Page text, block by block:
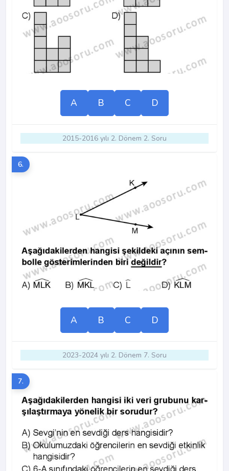
A B C D
2015-2016 yılı 2. Dönem 2. Soru
6.
A B C D
2023-2024 yılı 2. Dönem 7. Soru
7.